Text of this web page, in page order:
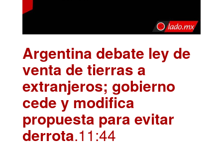
Argentina debate ley de
venta de tierras a
extranjeros; gobierno
cede y modifica
propuesta para evitar
derrota.11:44